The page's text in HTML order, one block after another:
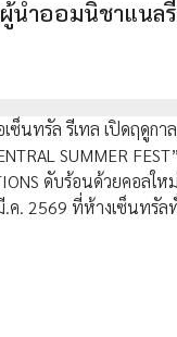
นำออมนิชาแนลรี